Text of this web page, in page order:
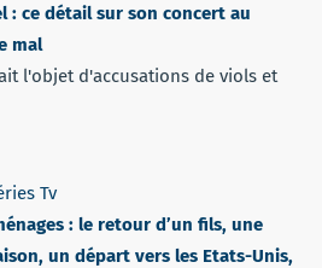
: ce détail sur son concert au
mal
l'objet d'accusations de viols et
Tv
: le retour d’un fils, une
un départ vers les Etats-Unis,